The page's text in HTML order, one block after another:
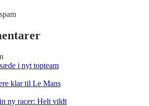
i nyt topteam
klar til Le Mans
ny racer: Helt vildt